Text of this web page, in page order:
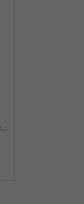
Comet Nødrakett rød m/fallskjerm